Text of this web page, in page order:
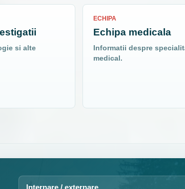
si alte
ECHIPA
Echipa medicala
Informatii despre
medical.
Internare / externare